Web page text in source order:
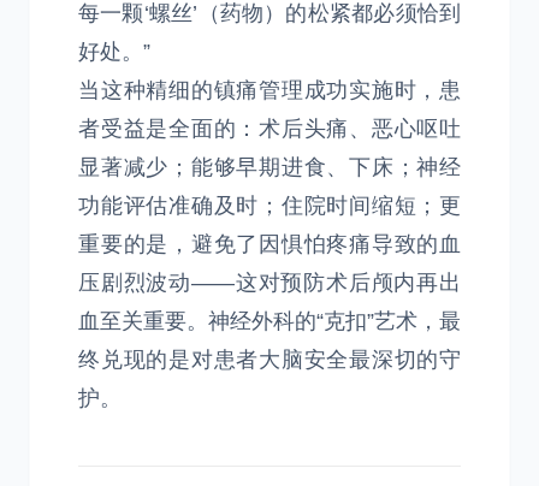
每一颗‘螺丝’（药物）的松紧都必须恰到
好处。”
当这种精细的镇痛管理成功实施时，患
者受益是全面的：术后头痛、恶心呕吐
显著减少；能够早期进食、下床；神经
功能评估准确及时；住院时间缩短；更
重要的是，避免了因惧怕疼痛导致的血
压剧烈波动——这对预防术后颅内再出
血至关重要。神经外科的“克扣”艺术，最
终兑现的是对患者大脑安全最深切的守
护。